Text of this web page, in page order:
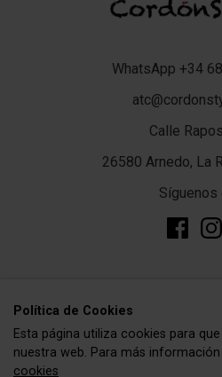
WhatsApp +34
Calle
26580 Arnedo, La
Síguenos
Polí­tica de Cookies
Esta página utiliza cookies para
nuestra web. Para más
cookies